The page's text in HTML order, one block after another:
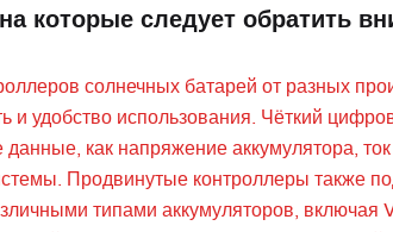
которые следует обратить
солнечных батарей от разных
и удобство использования. Чёткий
как напряжение аккумулятора,
Продвинутые контроллеры также
типами аккумуляторов, включая